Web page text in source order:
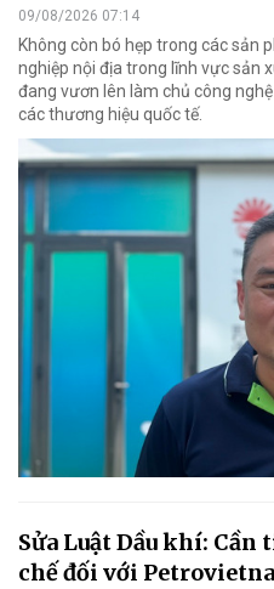
09/08/2026 07:14
Không còn bó hẹp trong các sản
nghiệp nội địa trong lĩnh vực sản
đang vươn lên làm chủ công
các thương hiệu quốc tế.
Sửa Luật Dầu khí:
chế đối với